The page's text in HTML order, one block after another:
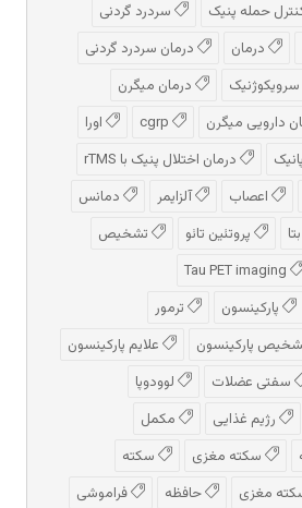
حمله پنیک
سردرد گردنی
درمان
درمان سردرد گردنی
سرویکوژنیک
درمان میگرن
دارویی میگرن
اورا
درمان اختلال پنیک با rTMS
اعصاب آلزایمر
دمانس
پروتئین تائو
تشخیص
پارکینسون
ترمور
پارکینسون
علایم پارکینسون
سفتی عضلات
لوودوپا
رژیم غذایی
مکمل
سکته مغزی
سکته
مغزی حافظه
فراموشی